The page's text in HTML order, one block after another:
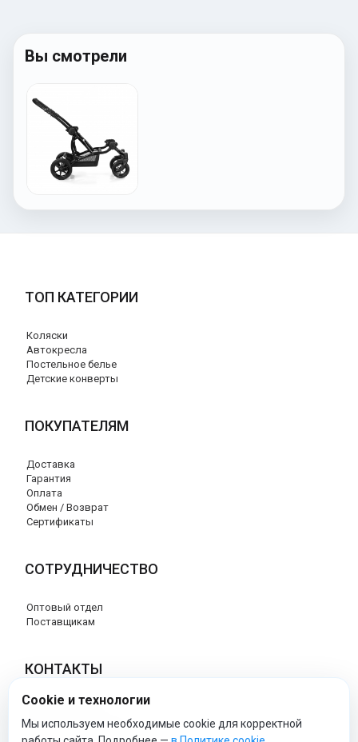
Вы смотрели
ТОП КАТЕГОРИИ
Коляски
Автокресла
Постельное белье
Детские конверты
ПОКУПАТЕЛЯМ
Доставка
Гарантия
Оплата
Обмен / Возврат
Сертификаты
СОТРУДНИЧЕСТВО
Оптовый отдел
Поставщикам
КОНТАКТЫ
8 (800) 707-76-34
info@esspero-market.ru
Cookie и технологии
Мы используем необходимые cookie для корректной